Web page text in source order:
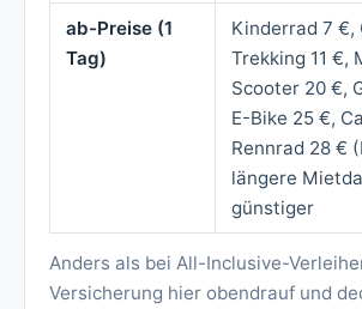
ab-Preise (1
Tag)
Kinderrad 7 €,
Trekking 11 €,
Scooter 20 €,
E-Bike 25 €,
Rennrad 28 €
längere
günstiger
Anders als bei All-Inclusive-
Versicherung hier obendrauf und